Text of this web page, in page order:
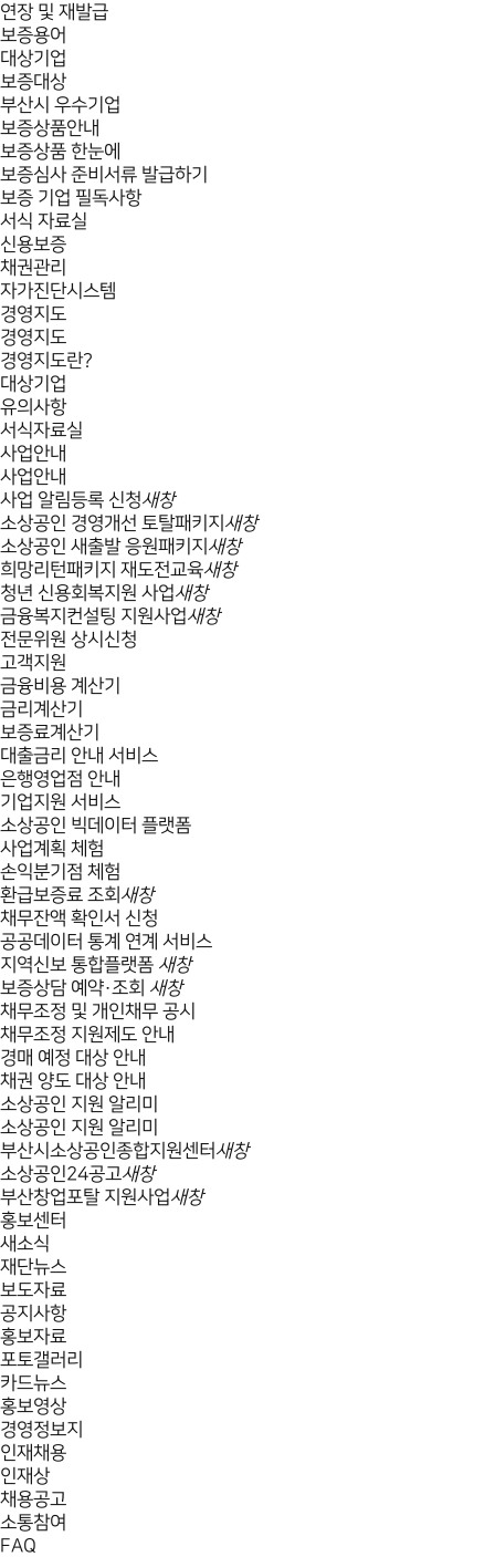
연장 및 재발급
보증용어
대상기업
보증대상
부산시 우수기업
보증상품안내
보증상품 한눈에
보증심사 준비서류 발급하기
보증 기업 필독사항
서식 자료실
신용보증
채권관리
자가진단시스템
경영지도
경영지도
경영지도란?
대상기업
유의사항
서식자료실
사업안내
사업안내
사업 알림등록 신청새창
소상공인 경영개선 토탈패키지 새창
소상공인 새출발 응원패키지 새창
희망리턴패키지 재도전교육새창
청년 신용회복지원 사업새창
금융복지컨설팅 지원사업새창
전문위원 상시신청
고객지원
금융비용 계산기
금리계산기
보증료계산기
대출금리 안내 서비스
은행영업점 안내
기업지원 서비스
소상공인 빅데이터 플랫폼
사업계획 체험
손익분기점 체험
환급보증료 조회 새창
채무잔액 확인서 신청
공공데이터 통계 연계 서비스
지역신보 통합플랫폼 새창
보증상담 예약·조회 새창
채무조정 및 개인채무 공시
채무조정 지원제도 안내
경매 예정 대상 안내
채권 양도 대상 안내
소상공인 지원 알리미
소상공인 지원 알리미
부산시소상공인종합지원센터새창
소상공인24공고새창
부산창업포탈 지원사업새창
홍보센터
새소식
재단뉴스
보도자료
공지사항
홍보자료
포토갤러리
카드뉴스
홍보영상
경영정보지
인재채용
인재상
채용공고
소통참여
FAQ